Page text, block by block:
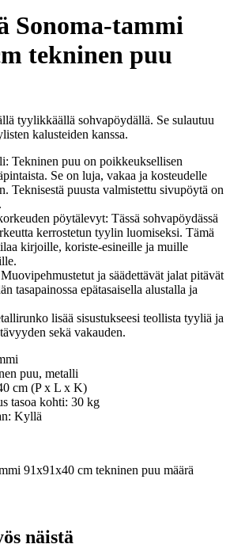
Sonoma-tammi
tekninen puu
tyylikkäällä sohvapöydällä. Se sulautuu
kalusteiden kanssa.
Tekninen puu on poikkeuksellisen
Se on luja, vakaa ja kosteudelle
Teknisestä puusta valmistettu sivupöytä on
pöytälevyt: Tässä sohvapöydässä
kerrostetun tyylin luomiseksi. Tämä
kirjoille, koriste-esineille ja muille
ja säädettävät jalat pitävät
tasapainossa epätasaisella alustalla ja
lisää sisustukseesi teollista tyyliä ja
sekä vakauden.
puu, metalli
cm (P x L x K)
tasoa kohti: 30 kg
Kyllä
91x91x40 cm tekninen puu määrä
näistä